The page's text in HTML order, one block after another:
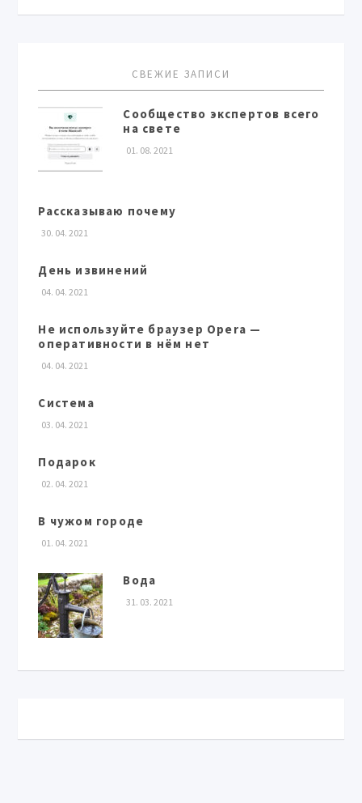
СВЕЖИЕ ЗАПИСИ
Сообщество экспертов всего
на свете
01. 08. 2021
Рассказываю почему
30. 04. 2021
День извинений
04. 04. 2021
Не используйте браузер Opera —
оперативности в нём нет
04. 04. 2021
Система
03. 04. 2021
Подарок
02. 04. 2021
В чужом городе
01. 04. 2021
Вода
31. 03. 2021